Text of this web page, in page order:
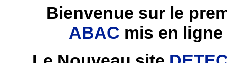
Bienvenue sur le
ABAC mis en